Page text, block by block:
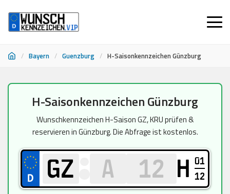
/ Bayern / Guenzburg / H-Saisonkennzeichen Günzburg
H-Saisonkennzeichen Günzburg
Wunschkennzeichen H-Saison GZ, KRU prüfen &
reservieren in Günzburg. Die Abfrage ist kostenlos.
H 01
12